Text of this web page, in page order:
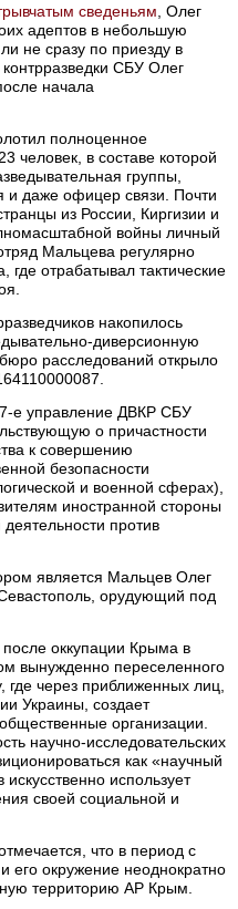
сведеньям , Олег
адептов в небольшую
не сразу по приезду в
СБУ Олег
начала
полноценное
человек, в составе которой
группы,
и даже офицер связи. Почти
из России, Киргизии и
войны личный
Мальцева регулярно
отрабатывал тактические
накопилось
диверсионную
расследований открыло
, 7-е управление ДВКР СБУ
о причастности
к совершению
безопасности
и военной сферах),
иностранной стороны
против
является Мальцев Олег
орудующий под
оккупации Крыма в
вынужденно переселенного
через приближенных лиц,
Украины, создает
организации.
научно-исследовательских
как «научный
использует
своей социальной и
что в период с
его окружение неоднократно
территорию АР Крым.